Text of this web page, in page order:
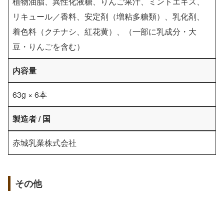
リキュール／香料、安定剤（増粘多糖類）、乳化剤、
着色料（クチナシ、紅花黄）、（一部に乳成分・大
豆・りんごを含む）
内容量
63g × 6本
製造者 / 国
赤城乳業株式会社
その他